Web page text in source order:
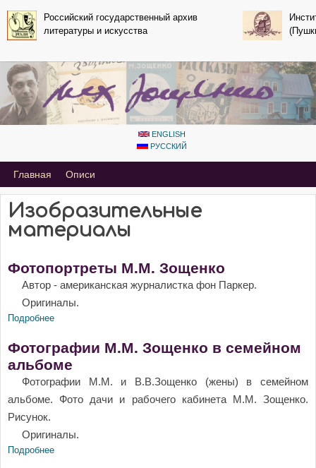
Перейти к основному
содержанию
Российский государственный архив
литературы и искусства
ENGLISH
РУССКИЙ
Primary_tsvetaeva for Mihail Zoshchenko
Главная Описи
Изобразительные
материалы
Фотопортреты М.М. Зощенко
Автор - американская журналистка фон Паркер.
Оригиналы.
Подробнее
Фотографии М.М. Зощенко в семейном
альбоме
Фотографии М.М. и В.В.Зощенко (жены) в семейном
альбоме. Фото дачи и рабочего кабинета М.М. Зощенко.
Рисунок.
Оригиналы.
Подробнее